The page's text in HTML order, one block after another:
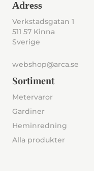
Adress
Verkstadsgatan 1
511 57 Kinna
Sverige
webshop@arca.se
Sortiment
Metervaror
Gardiner
Heminredning
Alla produkter